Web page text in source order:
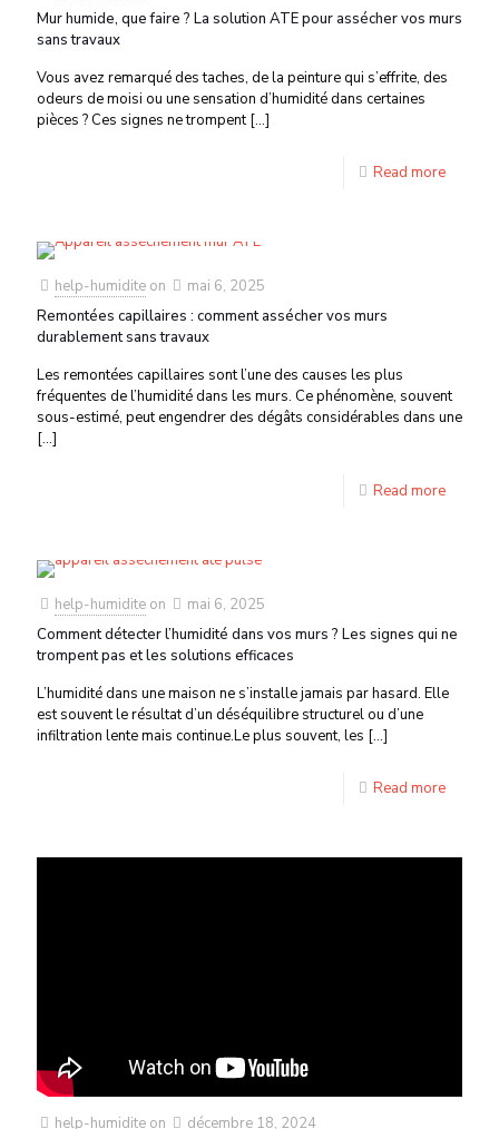
Mur humide, que faire ? La solution ATE pour assécher vos murs
sans travaux
Vous avez remarqué des taches, de la peinture qui s’effrite, des
odeurs de moisi ou une sensation d’humidité dans certaines
pièces ? Ces signes ne trompent[…]
Read more
help-humidite on
mai 6, 2025
Remontées capillaires : comment assécher vos murs
durablement sans travaux
Les remontées capillaires sont l’une des causes les plus
fréquentes de l’humidité dans les murs. Ce phénomène, souvent
sous-estimé, peut engendrer des dégâts considérables dans une
[…]
Read more
help-humidite on
mai 6, 2025
Comment détecter l’humidité dans vos murs ? Les signes qui ne
trompent pas et les solutions efficaces
L’humidité dans une maison ne s’installe jamais par hasard. Elle
est souvent le résultat d’un déséquilibre structurel ou d’une
infiltration lente mais continue.Le plus souvent, les […]
Read more
help-humidite on décembre 18, 2024